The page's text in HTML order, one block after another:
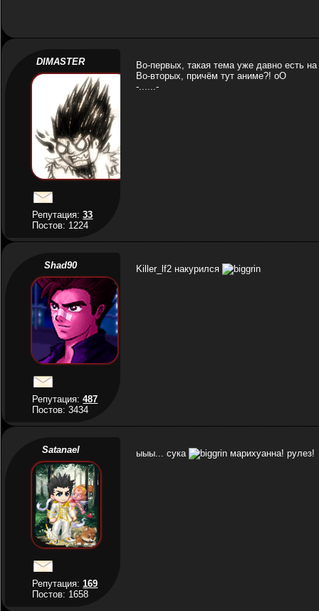
DIMASTER
Репутация:33
Постов: 1224
Во-первых, такая тема уже давно есть
Во-вторых, причём тут аниме?! оО
-......-
Shad90
Репутация:487
Постов: 3434
Killer_lf2 накурился
Satanael
Репутация:169
Постов: 1658
ыыы... сука марихуанна! рулез!